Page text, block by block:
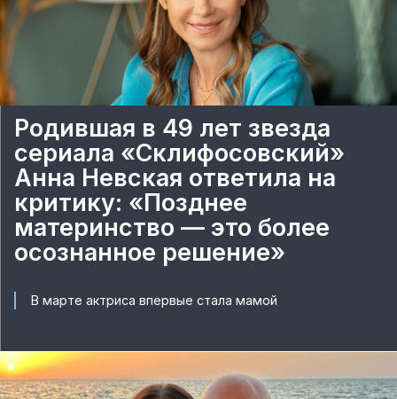
Родившая в 49 лет звезда
сериала «Склифосовский»
Анна Невская ответила на
критику: «Позднее
материнство — это более
осознанное решение»
В марте актриса впервые стала мамой